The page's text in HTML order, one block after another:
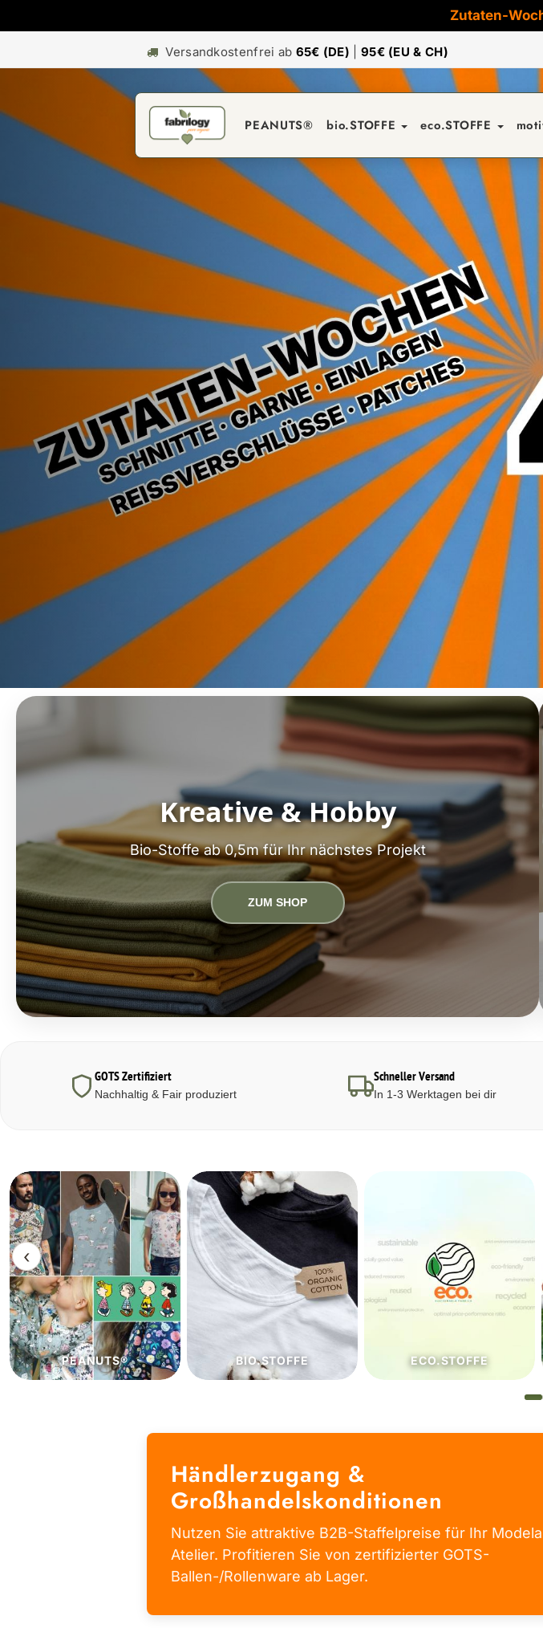
Zutaten-
Versandkostenfrei ab 65€ (DE) 95€ (EU & CH)
PEANUTS® bio.STOFFE eco.STOFFE
Kreative & Hobby
Bio-Stoffe ab 0,5m für Ihr nächstes Projekt
ZUM SHOP
GOTS Zertifiziert
Nachhaltig & Fair produziert
Schneller Versand
In 1-3 Werktagen bei dir
‹
BIO.STOFFE ECO.STOFFE JEANSOPTIK
Händlerzugang &
Großhandelskonditionen
Nutzen Sie attraktive B2B-Staffelpreise für Ihr
Atelier. Profitieren Sie von zertifizierter GOTS-
Ballen-/Rollenware ab Lager.